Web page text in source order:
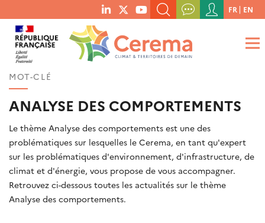
menu
social
links
RECHERCHER UN MOT-CLÉ, UNE PUBLICATION, ETC.
QUE RECHERCHEZ-VOUS ?
Menu
du
compte
de
FR EN
MOT-CLÉ
ANALYSE DES COMPORTEMENTS
Le thème Analyse des comportements est une des
problématiques sur lesquelles le Cerema, en tant qu'expert
sur les problématiques d'environnement, d'infrastructure, de
climat et d'énergie, vous propose de vous accompagner.
Retrouvez ci-dessous toutes les actualités sur le thème
Analyse des comportements.